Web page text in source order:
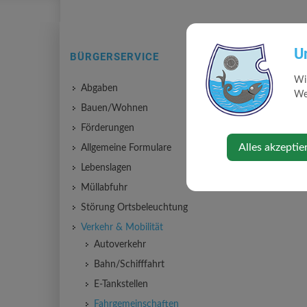
Sprit sparen mit
Fahrgemeinschaften
mit dem Auto
Blablacar
Greendrive
Carployee
BÜRGERSERVICE
Abgaben
Bauen/Wohnen
Förderungen
Allgemeine Formulare
Lebenslagen
Müllabfuhr
Störung Ortsbeleuchtung
Verkehr & Mobilität
Autoverkehr
Bahn/Schifffahrt
E-Tankstellen
Fahrgemeinschaften
Alles